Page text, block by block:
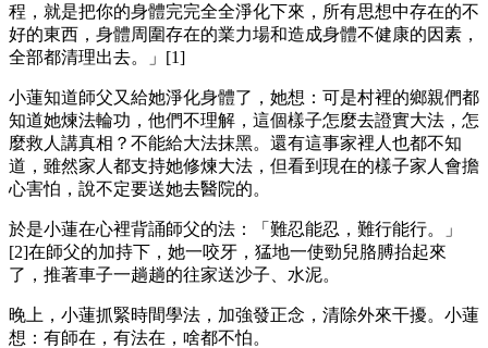
程，就是把你的身體完完全全淨化下來，所有思想中存在的不
好的東西，身體周圍存在的業力場和造成身體不健康的因素，
全部都清理出去。」[1]
小蓮知道師父又給她淨化身體了，她想：可是村裡的鄉親們都
知道她煉法輪功，他們不理解，這個樣子怎麼去證實大法，怎
麼救人講真相？不能給大法抹黑。還有這事家裡人也都不知
道，雖然家人都支持她修煉大法，但看到現在的樣子家人會擔
心害怕，說不定要送她去醫院的。
於是小蓮在心裡背誦師父的法：「難忍能忍，難行能行。」
[2]在師父的加持下，她一咬牙，猛地一使勁兒胳膊抬起來
了，推著車子一趟趟的往家送沙子、水泥。
晚上，小蓮抓緊時間學法，加強發正念，清除外來干擾。小蓮
想：有師在，有法在，啥都不怕。